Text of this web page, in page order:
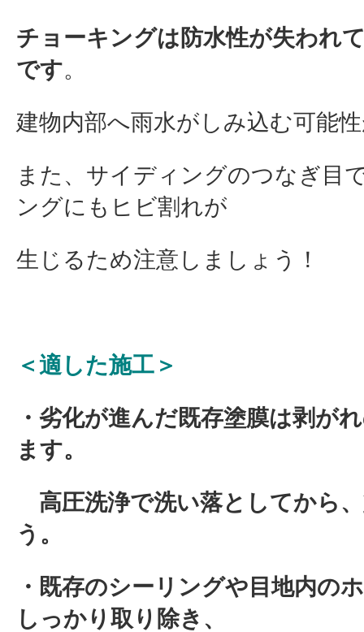
チョーキングは防水性が失われ
です。
建物内部へ雨水がしみ込む可能
また、サイディングのつなぎ目
ングにもヒビ割れが
生じるため注意しましょう！
＜適した施工＞
・劣化が進んだ既存塗膜は剥が
ます。
高圧洗浄で洗い落としてから
う。
・既存のシーリングや目地内の
しっかり取り除き、